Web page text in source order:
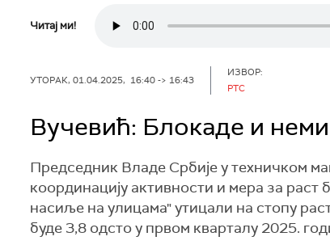
Читај ми!
УТОРАК, 01.04.2025, 16:40 -> 16:43
ИЗВОР:
РТС
Вучевић: Блокаде и
Председник Владе Србије у техничком
координацију активности и мера за
насиље на улицама" утицали на стопу
буде 3,8 одсто у првом кварталу 2025.